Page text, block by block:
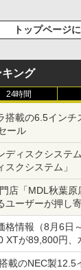
トップページ
ング
24時間
搭載の6.5インチ
ール
ディスクシステ
スクシステム」
店「MDL秋葉
ユーザーが押し
格情報（8月6日
XTが89,800円、
円、暑さ指数連
載のNEC製12.5